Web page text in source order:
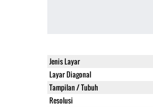
Jenis Layar
Layar Diagonal
Tampilan / Tubuh
Resolusi